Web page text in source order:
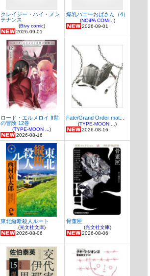
クレイジー・ハイ・メン
テナンス
(Bivy comic)
2026-09-01
爆乳バニーおばさん（4）
(NOiPA COMi...)
2026-09-01
ロード・エルメロイ II世
の冒険 12巻
(TYPE-MOON ...)
2026-08-16
Fate/Grand Order mat...
(TYPE-MOON ...)
2026-08-16
東北縦断殺人ルート
(光文社文庫)
2026-08-06
骨董匣
(光文社文庫)
2026-08-06